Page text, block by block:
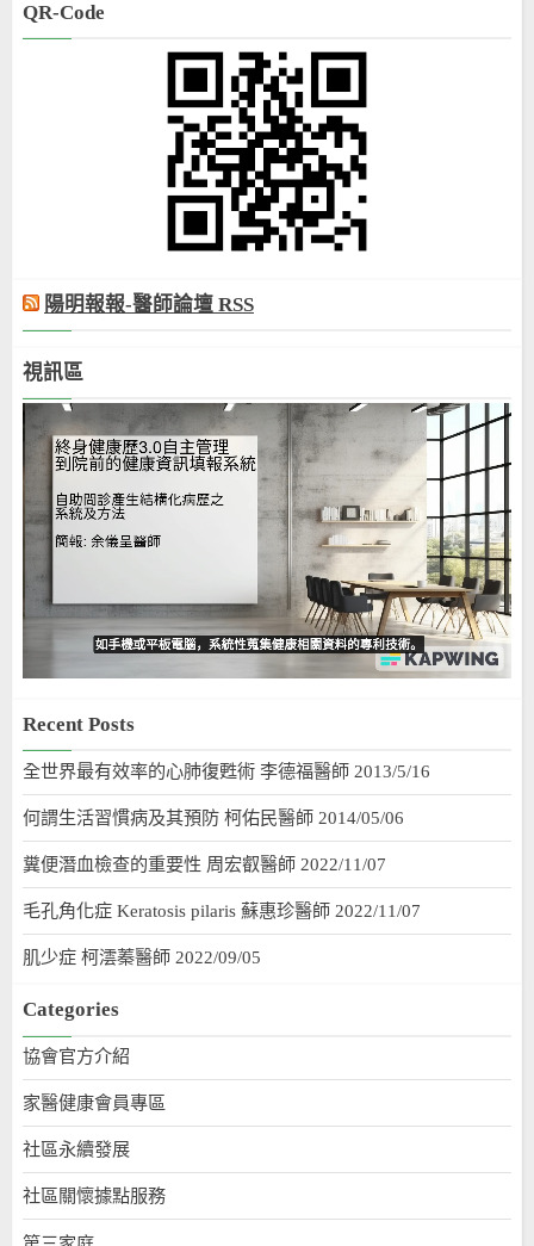
QR-Code
陽明報報-醫師論壇 RSS
視訊區
Recent Posts
全世界最有效率的心肺復甦術 李德福醫師 2013/5/16
何謂生活習慣病及其預防 柯佑民醫師 2014/05/06
糞便潛血檢查的重要性 周宏叡醫師 2022/11/07
毛孔角化症 Keratosis pilaris 蘇惠珍醫師 2022/11/07
肌少症 柯澐蓁醫師 2022/09/05
Categories
協會官方介紹
家醫健康會員專區
社區永續發展
社區關懷據點服務